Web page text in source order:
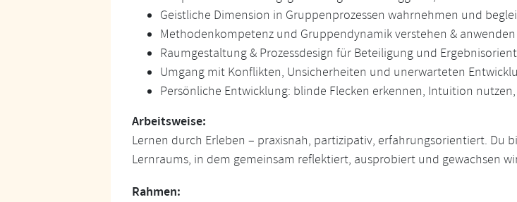
Geistliche Dimension in Gruppenprozessen wahrnehmen und
Methodenkompetenz und Gruppendynamik verstehen & anwenden
Raumgestaltung & Prozessdesign für Beteiligung und
Umgang mit Konflikten, Unsicherheiten und unerwarteten
Persönliche Entwicklung: blinde Flecken erkennen, Intuition nutzen,
Arbeitsweise:
Lernen durch Erleben – praxisnah, partizipativ, erfahrungsorientiert. Du
Lernraums, in dem gemeinsam reflektiert, ausprobiert und gewachsen
Rahmen: